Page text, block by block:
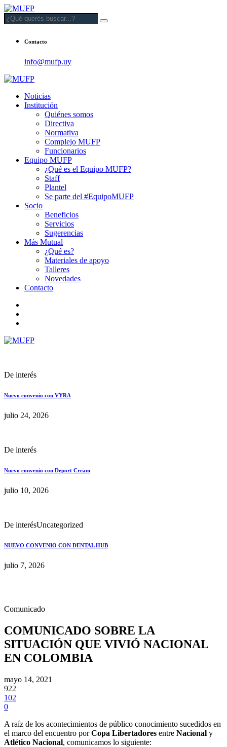
Contacto
info@mufp.uy
Noticias
Institución
Quiénes somos
Directiva
Normativa
Complejo MUFP
Funcionarios
Equipo MUFP
¿Qué es el Equipo MUFP?
Staff
Plantel
Se parte del #EquipoMUFP
Socio
Beneficios
Servicios
Sugerencias
Más Mutual
¿Qué es?
Materiales de apoyo
Talleres
Novedades
Contacto
De interés
Nuevo convenio con VYRA
julio 24, 2026
De interés
Nuevo convenio con Deport Cream
julio 10, 2026
De interésUncategorized
NUEVO CONVENIO CON DENTAL HUB
julio 7, 2026
Comunicado
COMUNICADO SOBRE LA
SITUACIÓN QUE VIVIÓ NACIONAL
EN COLOMBIA
mayo 14, 2021
922
102
0
A raíz de los acontecimientos de público conocimiento sucedidos en
el marco del encuentro porCopa Libertadores entre Nacional y
Atlético Nacional, comunicamos lo siguiente: